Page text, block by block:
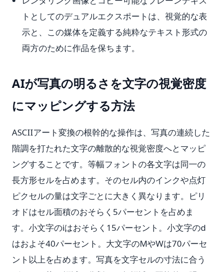
トとしてのデュアルエクスポートは、視覚的な表
示と、この媒体を定義する純粋なテキスト形式の
両方のために作品を保ちます。
AIが写真の明るさを文字の視覚密度
にマッピングする方法
ASCIIアート変換の根幹的な操作は、写真の連続した
階調を打たれた文字の離散的な視覚密度へとマッピ
ングすることです。等幅フォントの各文字は同一の
長方形セルを占めます。そのセル内のインクや点灯
ピクセルの量は文字ごとに大きく異なります。ピリ
オドはセル面積のおそらく5パーセントを占めま
す。小文字のiはおそらく15パーセント。小文字のd
はおよそ40パーセント。大文字のMやWは70パーセ
ント以上を占めます。写真を文字セルの寸法に合う